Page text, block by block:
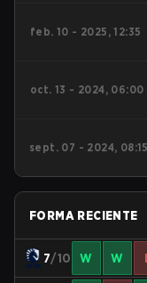
feb. 10 - 2025, 12:35
oct. 13 - 2024, 06:00
sept. 07 - 2024, 08:15
FORMA RECIENTE
7/10 W W